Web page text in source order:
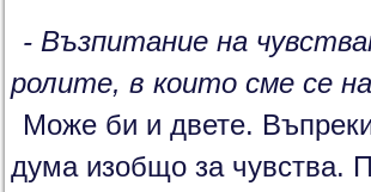
- Възпитание на
ролите, в които сме се
Може би и двете.
дума изобщо за чувства.